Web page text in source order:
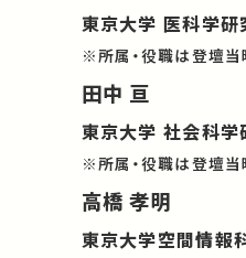
東京大学 医科学研
※所属・役職は登壇当
田中 亘
東京大学 社会科学
※所属・役職は登壇当
高橋 孝明
東京大学空間情報